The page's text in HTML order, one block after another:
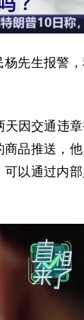
杨先生报警
天因交通违
商品推送，
可以通过内